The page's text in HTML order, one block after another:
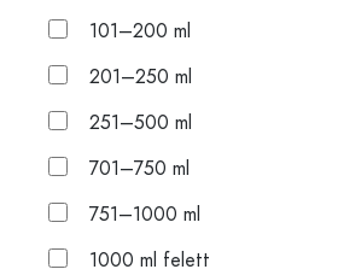
101–200 ml
201–250 ml
251–500 ml
701–750 ml
751–1000 ml
1000 ml felett